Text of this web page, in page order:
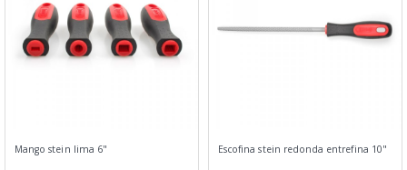
Mango stein lima 6" Escofina stein redonda entrefina 10"